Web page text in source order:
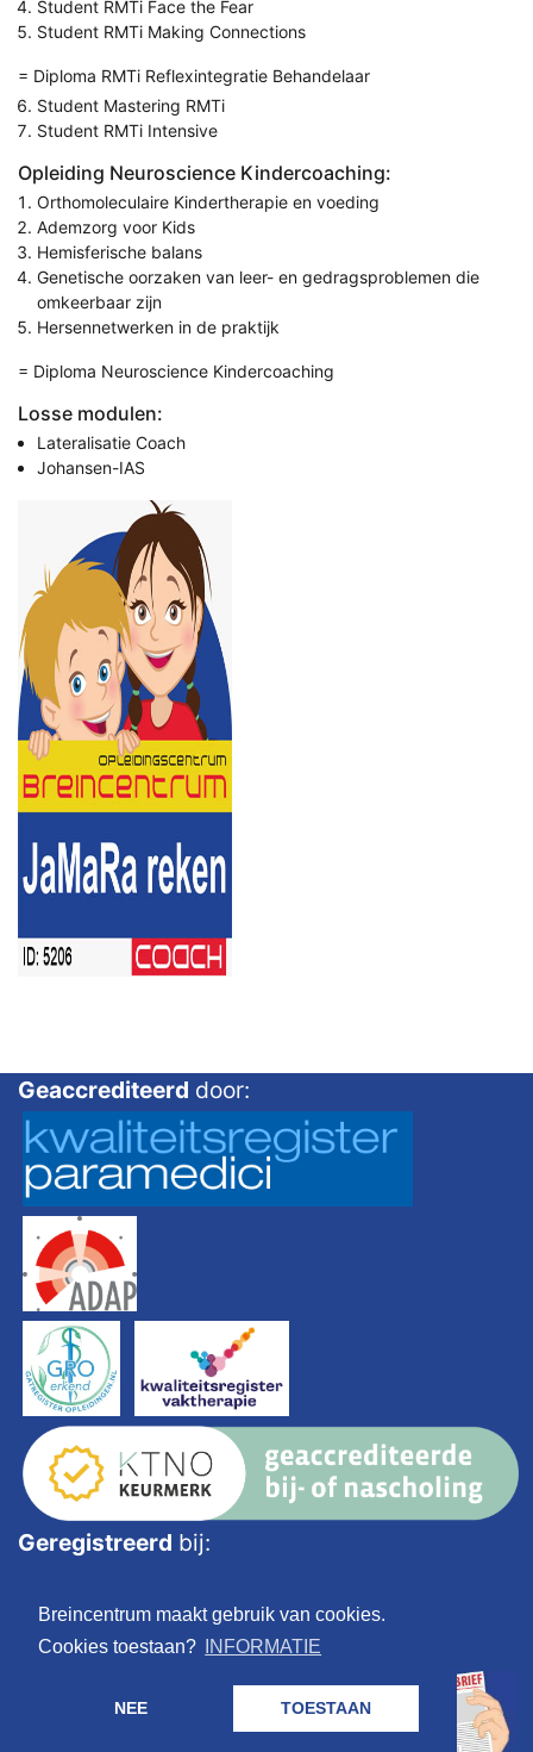
Breincentrum maakt gebruik van cookies.
Cookies toestaan?
INFORMATIE
NEE TOESTAAN
Student RMTi Face the Fear
Student RMTi Making Connections
= Diploma RMTi Reflexintegratie Behandelaar
Student Mastering RMTi
Student RMTi Intensive
Opleiding Neuroscience Kindercoaching:
Orthomoleculaire Kindertherapie en voeding
Ademzorg voor Kids
Hemisferische balans
Genetische oorzaken van leer- en gedragsproblemen die
omkeerbaar zijn
Hersennetwerken in de praktijk
= Diploma Neuroscience Kindercoaching
Losse modulen:
Lateralisatie Coach
Johansen-IAS
Geaccrediteerd door:
Geregistreerd bij: